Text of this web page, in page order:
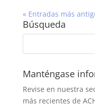
« Entradas más
Búsqueda
Manténgase
Revise en nuestra
más recientes de